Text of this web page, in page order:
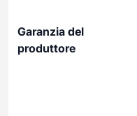
Garanzia del
produttore